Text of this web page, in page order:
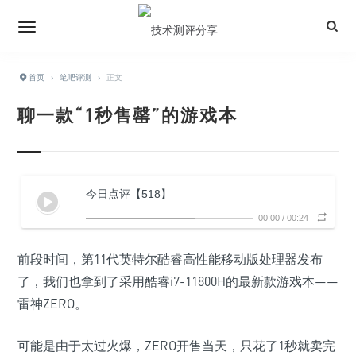
首页 › 笔吧评测 › 正文
聊一款“1秒售罄”的游戏本
今日点评【518】
00:00 / 00:24
前段时间，第11代英特尔酷睿高性能移动版处理器发布
了，我们也拿到了采用酷睿i7-11800H的最新款游戏本——
雷神ZERO。
可能是由于太过火爆，ZERO开售当天，只花了1秒就卖完